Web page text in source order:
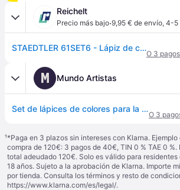
Reichelt
Precio más bajo·9,95 € de envío, 4-5
STAEDTLER 61SET6 - Lápiz de color, 12 colores, borrador y lápiz
O 3
M Mundo Artistas
Set de lápices de colores para la escuela Staedtler Noris Club, 12 lápices de colores + 1 lápiz + 1 gomma de borrar
O 3
¹*Paga en 3 plazos sin intereses con Klarna. Ejemplo
compra de 120€: 3 pagos de 40€, TIN 0 % TAE 0 %.
total adeudado 120€. Solo es válido para residentes
18 años. Sujeto a la aprobación de Klarna. Importe
por tienda. Consulta los términos y resto de
https://www.klarna.com/es/legal/.